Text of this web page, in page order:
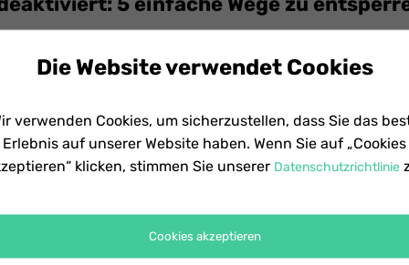
Keine Sorge! Hier erfahren Sie 5 effektive Lösungen,
entsperren können!
am 11.01.2024
Prüfung fehlgeschlagen - 11
Die Website verwendet Cookies
verwenden Cookies, um sicherzustellen, dass Sie das
Erlebnis auf unserer Website haben. Wenn Sie auf „Cookies
klicken, stimmen Sie unserer Datenschutzrichtlinie
Cookies akzeptieren